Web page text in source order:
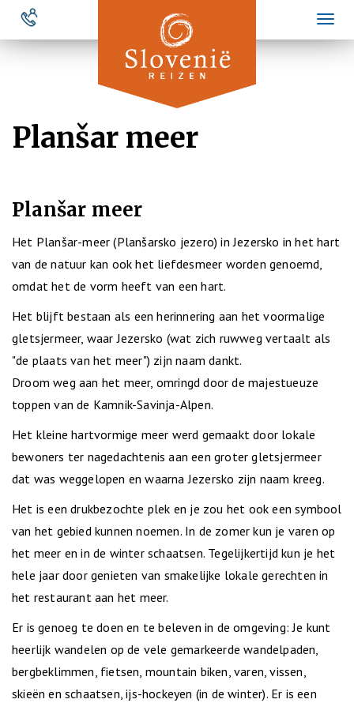
Overslaan
naar
Planšar meer
Planšar meer
Het Planšar-meer (Planšarsko jezero) in Jezersko in het hart
van de natuur kan ook het liefdesmeer worden genoemd,
omdat het de vorm heeft van een hart.
Het blijft bestaan als een herinnering aan het voormalige
gletsjermeer, waar Jezersko (wat zich ruwweg vertaalt als
"de plaats van het meer") zijn naam dankt.
Droom weg aan het meer, omringd door de majestueuze
toppen van de Kamnik-Savinja-Alpen.
Het kleine hartvormige meer werd gemaakt door lokale
bewoners ter nagedachtenis aan een groter gletsjermeer
dat was weggelopen en waarna Jezersko zijn naam kreeg.
Het is een drukbezochte plek en je zou het ook een symbool
van het gebied kunnen noemen. In de zomer kun je varen op
het meer en in de winter schaatsen. Tegelijkertijd kun je het
hele jaar door genieten van smakelijke lokale gerechten in
het restaurant aan het meer.
Er is genoeg te doen en te beleven in de omgeving: Je kunt
heerlijk wandelen op de vele gemarkeerde wandelpaden,
bergbeklimmen, fietsen, mountain biken, varen, vissen,
skieën en schaatsen, ijs-hockeyen (in de winter). Er is een